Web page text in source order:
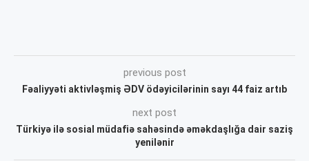
previous post
Fəaliyyəti aktivləşmiş ƏDV ödəyicilərinin sayı 44 faiz artıb
next post
Türkiyə ilə sosial müdafiə sahəsində əməkdaşlığa dair saziş
yenilənir